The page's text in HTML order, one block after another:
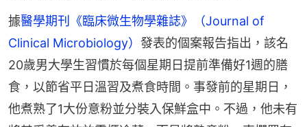
據醫學期刊《臨床微生物學雜誌》（Journal of
Clinical Microbiology） 發表的個案報告指出，該名
20歲男大學生習慣於每個星期日提前準備好1週的膳
食，以節省平日溫習及煮食時間。事發前的星期日，
他煮熟了1大份意粉並分裝入保鮮盒中。不過，他未有